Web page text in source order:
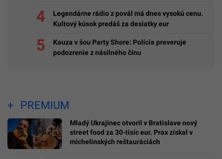
Legendárne rádio z povál má dnes vysokú cenu.
Kultový kúsok predáš za desiatky eur
Kauza v šou Party Shore: Polícia preveruje
podozrenie z násilného činu
PREMIUM
Mladý Ukrajinec otvoril v Bratislave nový
street food za 30-tisíc eur. Prax získal v
michelinských reštauráciách